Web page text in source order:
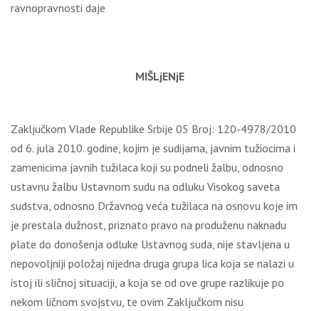
ravnopravnosti daje
MIŠLjENjE
Zaključkom Vlade Republike Srbije 05 Broj: 120-4978/2010
od 6. jula 2010. godine, kojim je sudijama, javnim tužiocima i
zamenicima javnih tužilaca koji su podneli žalbu, odnosno
ustavnu žalbu Ustavnom sudu na odluku Visokog saveta
sudstva, odnosno Državnog veća tužilaca na osnovu koje im
je prestala dužnost, priznato pravo na produženu naknadu
plate do donošenja odluke Ustavnog suda, nije stavljena u
nepovoljniji položaj nijedna druga grupa lica koja se nalazi u
istoj ili sličnoj situaciji, a koja se od ove grupe razlikuje po
nekom ličnom svojstvu, te ovim Zaključkom nisu